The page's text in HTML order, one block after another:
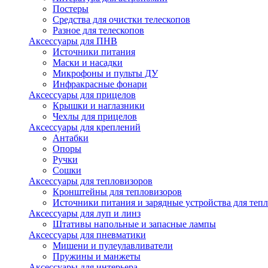
Постеры
Средства для очистки телескопов
Разное для телескопов
Аксессуары для ПНВ
Источники питания
Маски и насадки
Микрофоны и пульты ДУ
Инфракрасные фонари
Аксессуары для прицелов
Крышки и наглазники
Чехлы для прицелов
Аксессуары для креплений
Антабки
Опоры
Ручки
Сошки
Аксессуары для тепловизоров
Кронштейны для тепловизоров
Источники питания и зарядные устройства для
Аксессуары для луп и линз
Штативы напольные и запасные лампы
Аксессуары для пневматики
Мишени и пулеулавливатели
Пружины и манжеты